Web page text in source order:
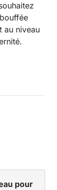
au niveau
pour